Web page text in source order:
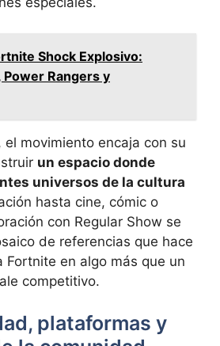
Shock Explosivo:
Rangers y
el movimiento encaja con su
un espacio donde
universos de la cultura
hasta cine, cómic o
con Regular Show se
de referencias que hace
Fortnite en algo más que un
competitivo.
plataformas y